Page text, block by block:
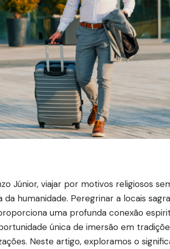
Júnior, viajar por motivos religiosos
da humanidade. Peregrinar a locais
uma profunda conexão
única de imersão em
Neste artigo, exploramos o